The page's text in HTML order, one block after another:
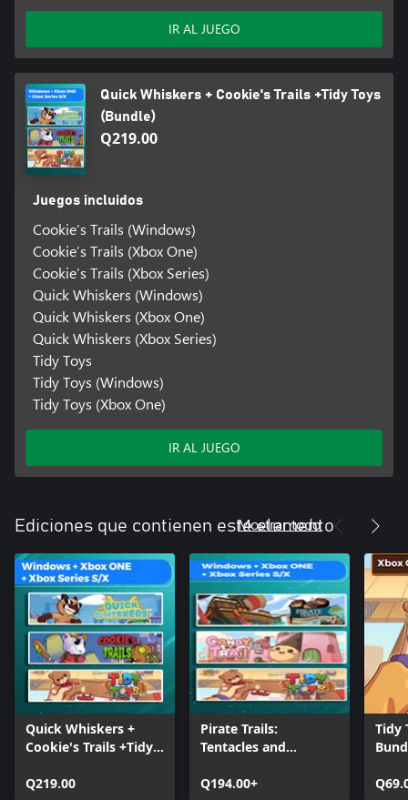
IR AL JUEGO
Quick Whiskers + Cookie's Trails +Tidy Toys
(Bundle)
Q219.00
Juegos incluidos
Cookie’s Trails (Windows)
Cookie’s Trails (Xbox One)
Cookie’s Trails (Xbox Series)
Quick Whiskers (Windows)
Quick Whiskers (Xbox One)
Quick Whiskers (Xbox Series)
Tidy Toys
Tidy Toys (Windows)
Tidy Toys (Xbox One)
IR AL JUEGO
Ediciones que contienen este elemento
Mostrar todo
Quick Whiskers +
Cookie's Trails +Tidy
Q219.00
Pirate Trails:
Tentacles and
Trail + Tidy Toys
Q194.00+
Tidy